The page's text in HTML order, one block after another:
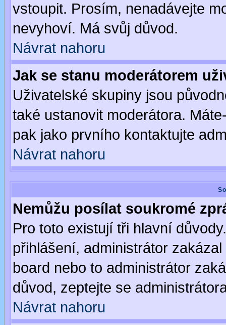
vstoupit. Prosím, nenadávejte
nevyhoví. Má svůj důvod.
Návrat nahoru
Jak se stanu moderátorem
Uživatelské skupiny jsou
také ustanovit moderátora.
pak jako prvního kontaktujte
Návrat nahoru
Nemůžu posílat soukromé
Pro toto existují tři hlavní
přihlášení, administrátor
board nebo to administrátor
důvod, zeptejte se
Návrat nahoru